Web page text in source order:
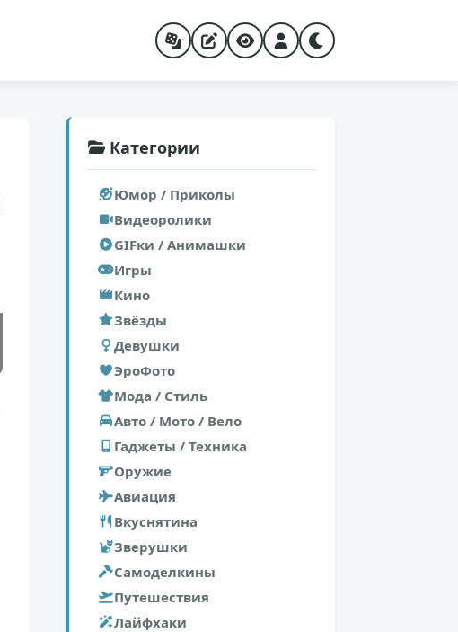
Категории
Юмор / Приколы
Видеоролики
GIFки / Анимашки
Игры
Кино
Звёзды
Девушки
ЭроФото
Мода / Стиль
Авто / Мото / Вело
Гаджеты / Техника
Оружие
Авиация
Вкуснятина
Зверушки
Самоделкины
Путешествия
Лайфхаки